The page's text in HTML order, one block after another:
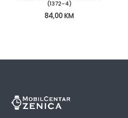
(1372-4)
84,00 KM